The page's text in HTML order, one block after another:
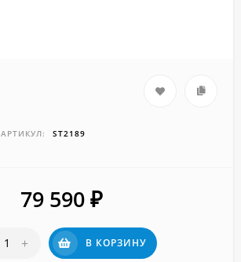
АРТИКУЛ: ST2189
79 590 ₽
+ В КОРЗИНУ